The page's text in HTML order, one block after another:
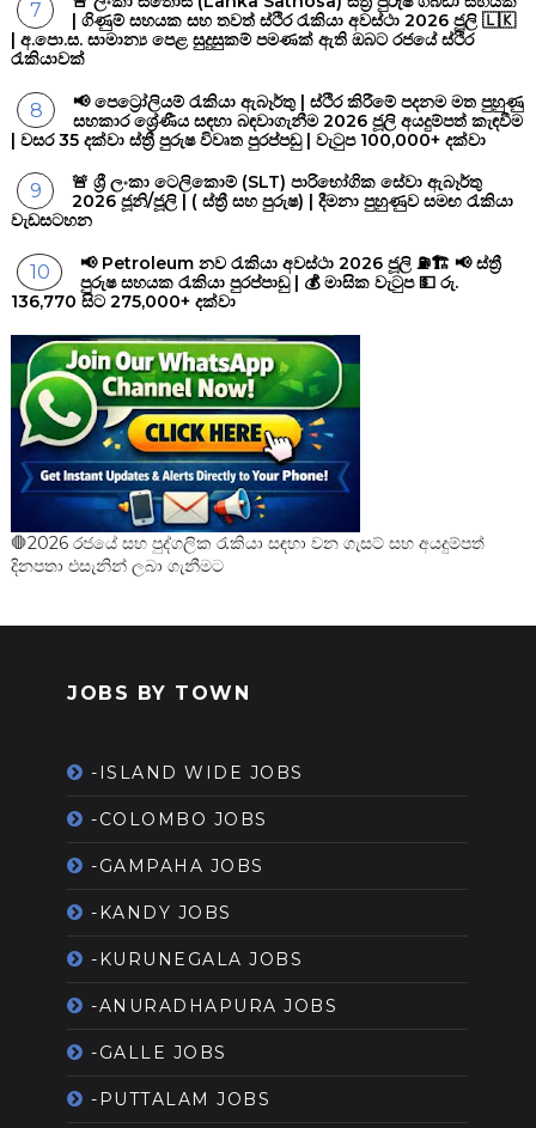
| ගිණුම් සහයක සහ තවත් ස්ථිර රැකියා අවස්ථා 2026 ජූලි 🇱🇰
| අ.පො.ස. සාමාන්‍ය පෙළ සුදුසුකම් පමණක් ඇති ඔබට රජයේ ස්ථිර
රැකියාවක්
📢 පෙට්‍රෝලියම් රැකියා ඇබෑර්තු | ස්ථිර කිරීමේ පදනම මත පුහුණු
සහකාර ශ්‍රේණීය සඳහා බඳවාගැනීම 2026 ජූලි අයදුම්පත් කැඳවීම
| වසර 35 දක්වා ස්ත්‍රී පුරුෂ විවෘත පුරප්පඩු | වැටුප 100,000+ දක්වා
🚨 ශ්‍රී ලංකා ටෙලිකොම් (SLT) පාරිභෝගික සේවා ඇබෑර්තු
2026 ජූනි/ජූලි | ( ස්ත්‍රී සහ පුරුෂ) | දීමනා පුහුණුව සමඟ රැකියා
වැඩසටහන
📢 Petroleum නව රැකියා අවස්ථා 2026 ජූලි ⛽🏗️ 📢 ස්ත්‍රී
පුරුෂ සහයක රැකියා පුරප්පාඩු | 💰 මාසික වැටුප 💵 රු.
136,770 සිට 275,000+ දක්වා
🛑2026 රජයේ සහ පුද්ගලික රැකියා සඳහා වන ගැසට් සහ අයදුම්පත්
දිනපතා එසැනින් ලබා ගැනීමට
JOBS BY TOWN
-ISLAND WIDE JOBS
-COLOMBO JOBS
-GAMPAHA JOBS
-KANDY JOBS
-KURUNEGALA JOBS
-ANURADHAPURA JOBS
-GALLE JOBS
-PUTTALAM JOBS